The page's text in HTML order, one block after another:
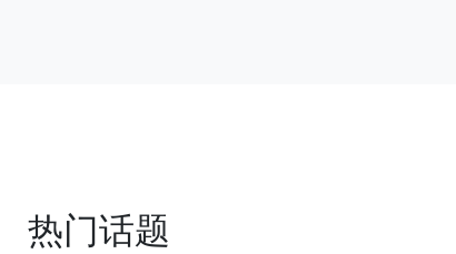
热门话题